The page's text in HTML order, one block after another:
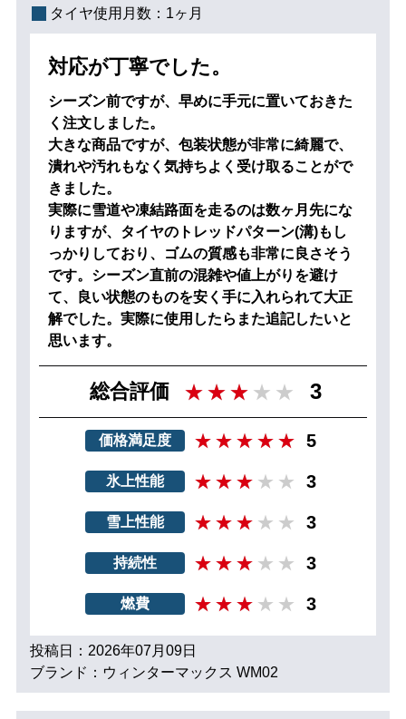
タイヤ使用月数： 1ヶ月
対応が丁寧でした。
シーズン前ですが、早めに手元に置いておきた
く注文しました。
大きな商品ですが、包装状態が非常に綺麗で、
潰れや汚れもなく気持ちよく受け取ることがで
きました。
実際に雪道や凍結路面を走るのは数ヶ月先にな
りますが、タイヤのトレッドパターン(溝)もし
っかりしており、ゴムの質感も非常に良さそう
です。シーズン直前の混雑や値上がりを避け
て、良い状態のものを安く手に入れられて大正
解でした。実際に使用したらまた追記したいと
思います。
総合評価 3
価格満足度 5
氷上性能 3
雪上性能 3
持続性 3
燃費 3
投稿日：2026年07月09日
ブランド：ウィンターマックス WM02